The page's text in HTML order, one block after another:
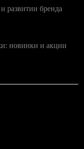
развитии бренда
новинки и акции